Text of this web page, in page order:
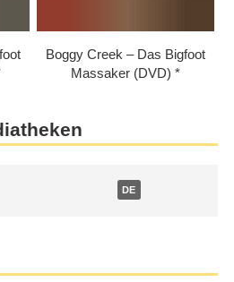
Boggy Creek – Das Bigfoot
Massaker (DVD)
DE